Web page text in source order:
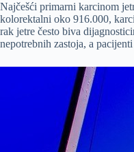
Najčešći primarni karcinom
kolorektalni oko 916.000,
rak jetre često biva
nepotrebnih zastoja, a